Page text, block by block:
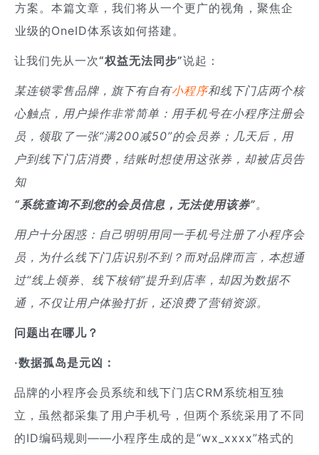
方案。本篇文章，我们将从一个更广的视角，聚焦企
业级的OneID体系该如何搭建。
让我们先从一次“权益无法同步”说起：
某连锁零售品牌，旗下有自有小程序和线下门店两个核
心触点，用户操作非常简单：用手机号在小程序注册会
员，领取了一张“满200减50”的会员券；几天后，用
户到线下门店消费，结账时想使用这张券，却被店员告
知
“系统查询不到您的会员信息，无法使用该券”。
用户十分困惑：自己明明用同一手机号注册了小程序会
员，为什么线下门店识别不到？而对品牌而言，本想通
过“线上领券、线下核销”提升到店率，却因为数据不
通，不仅让用户体验打折，还浪费了营销资源。
问题出在哪儿？
·数据孤岛是元凶：
品牌的小程序会员系统和线下门店CRM系统相互独
立，虽然都采集了用户手机号，但两个系统采用了不同
的ID编码规则——小程序生成的是“wx_xxxx”格式的